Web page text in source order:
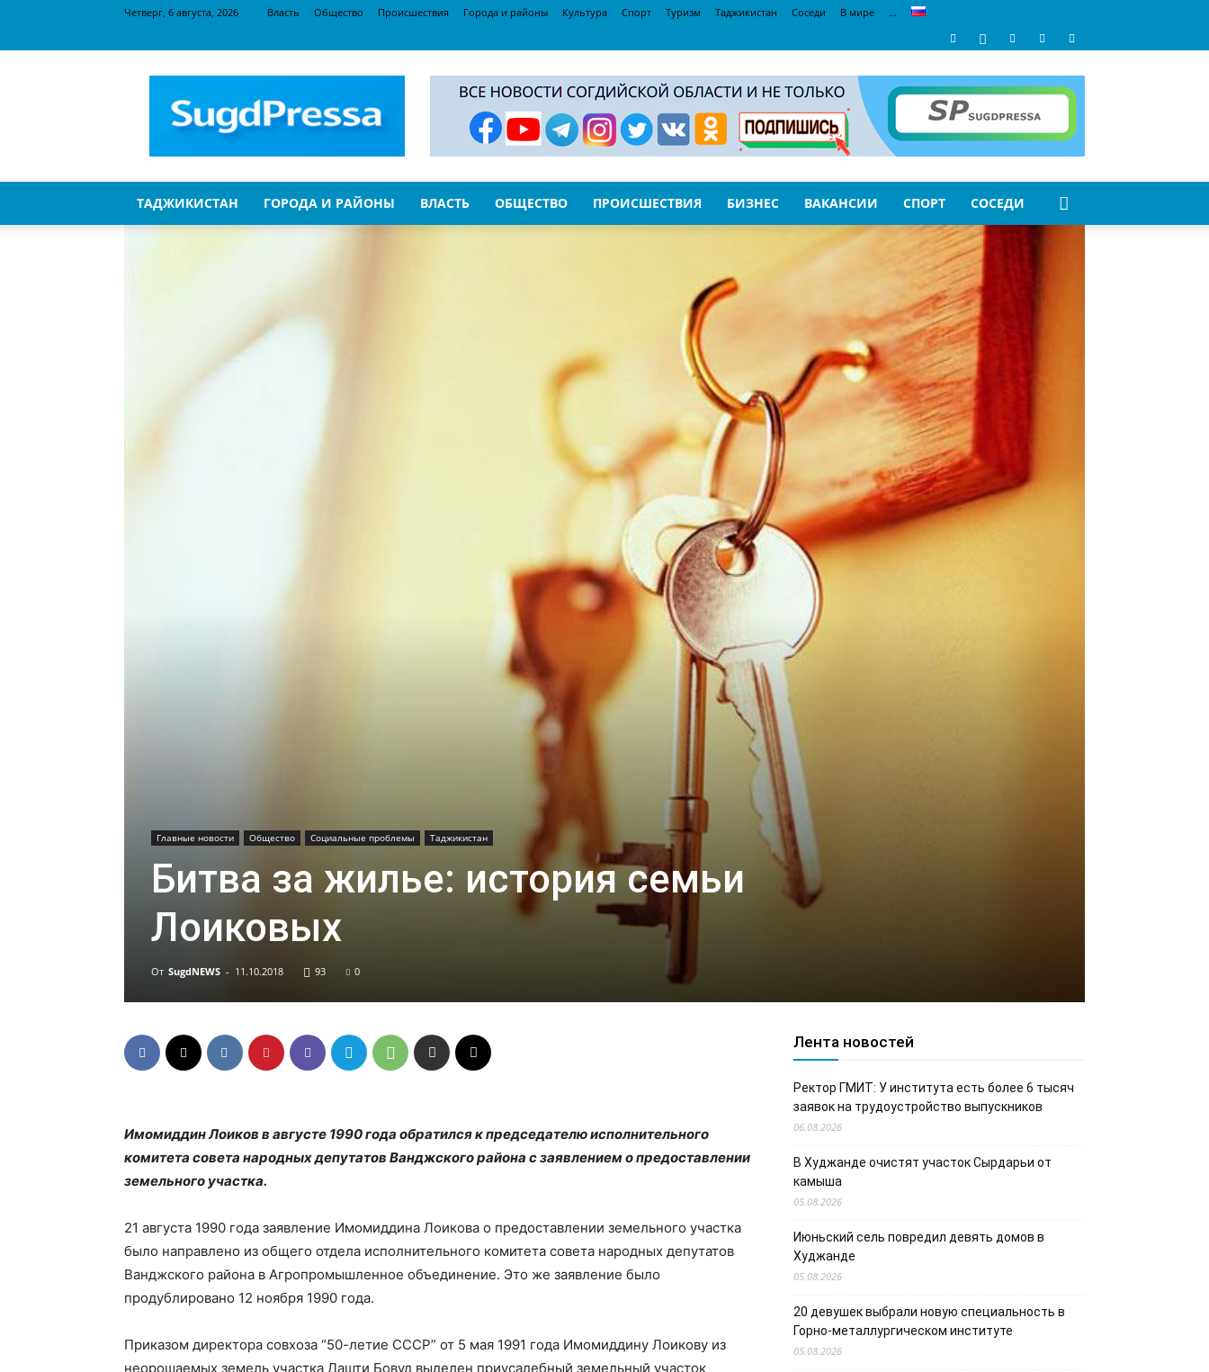
Четверг, 6 августа, 2026 Власть Общество Происшествия Города и районы Культура Спорт Туризм Таджикистан Соседи В мире …
ТАДЖИКИСТАН ГОРОДА И РАЙОНЫ ВЛАСТЬ ОБЩЕСТВО ПРОИСШЕСТВИЯ БИЗНЕС ВАКАНСИИ СПОРТ СОСЕДИ
Главные новости Общество Социальные проблемы Таджикистан
Битва за жилье: история семьи
Лоиковых
От SugdNEWS - 11.10.2018 93 0
Имомиддин Лоиков в августе 1990 года обратился к председателю исполнительного
комитета совета народных депутатов Ванджского района с заявлением о предоставлении
земельного участка.
21 августа 1990 года заявление Имомиддина Лоикова о предоставлении земельного участка
было направлено из общего отдела исполнительного комитета совета народных депутатов
Ванджского района в Агропромышленное объединение. Это же заявление было
продублировано 12 ноября 1990 года.
Приказом директора совхоза “50-летие СССР” от 5 мая 1991 года Имомиддину Лоикову из
неорошаемых земель участка Дашти Бовуд выделен приусадебный земельный участок
Лента новостей
Ректор ГМИТ: У института есть более 6 тысяч
заявок на трудоустройство выпускников
06.08.2026
В Худжанде очистят участок Сырдарьи от
камыша
05.08.2026
Июньский сель повредил девять домов в
Худжанде
05.08.2026
20 девушек выбрали новую специальность в
Горно-металлургическом институте
05.08.2026